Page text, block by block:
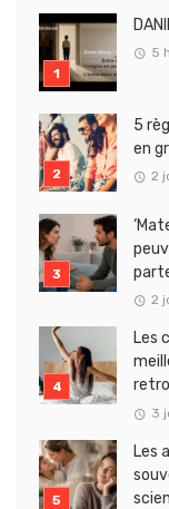
5
5
en
2
2
Les
3
Les